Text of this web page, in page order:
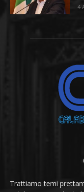
4
Trattiamo temi